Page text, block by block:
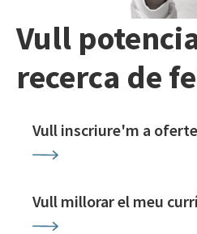
Vull
recerca de
Vull inscriure'm a
Vull millorar el meu